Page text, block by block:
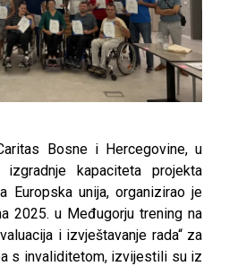
Bosne i Hercegovine, u
izgradnje kapaciteta projekta
Europska unija, organizirao je
2025. u Međugorju trening na
i izvještavanje rada“ za
s invaliditetom, izvijestili su iz